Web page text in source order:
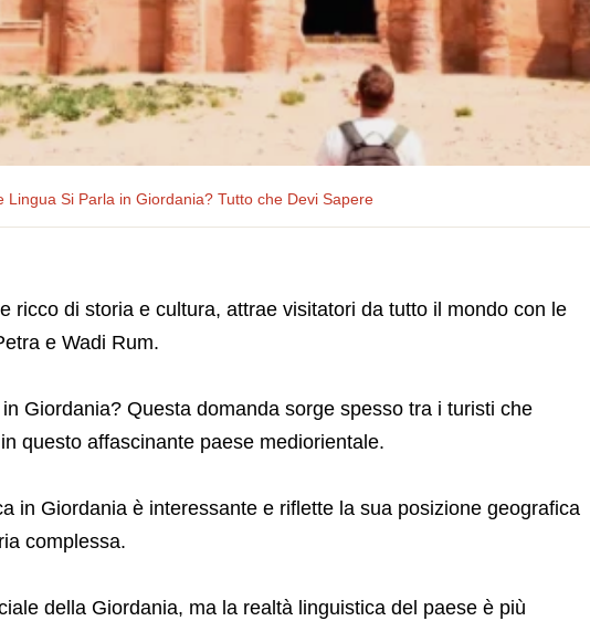
Lingua Si Parla in Giordania? Tutto che Devi Sapere
ricco di storia e cultura, attrae visitatori da tutto il mondo con le
e Wadi Rum.
Giordania? Questa domanda sorge spesso tra i turisti che
questo affascinante paese mediorientale.
in Giordania è interessante e riflette la sua posizione geografica
complessa.
della Giordania, ma la realtà linguistica del paese è più